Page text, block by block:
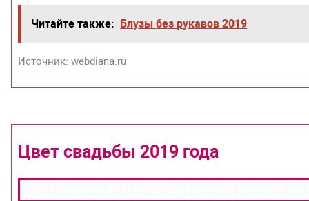
Читайте также: Блузы без рукавов 2019
Источник: webdiana.ru
Цвет свадьбы 2019 года